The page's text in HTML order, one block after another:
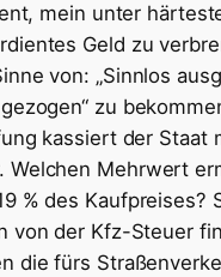
mein unter
Geld zu
von: „Sinnlos
zu
kassiert der Staat
Welchen Mehrwert
% des Kaufpreises?
von der Kfz-Steuer
die fürs